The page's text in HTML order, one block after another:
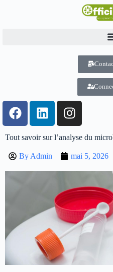
Tout savoir sur l’analyse du
ByAdmin mai 5, 2026